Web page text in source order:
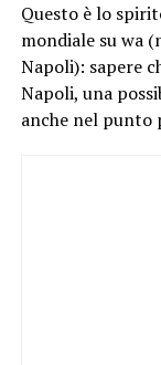
Questo è lo
mondiale su wa
Napoli): sapere
Napoli, una
anche nel punto